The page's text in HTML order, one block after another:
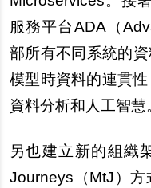
服務平台ADA（
部所有不同系統的
模型時資料的連貫
資料分析和人工智慧
另也建立新的組織
Journeys（MtJ）方